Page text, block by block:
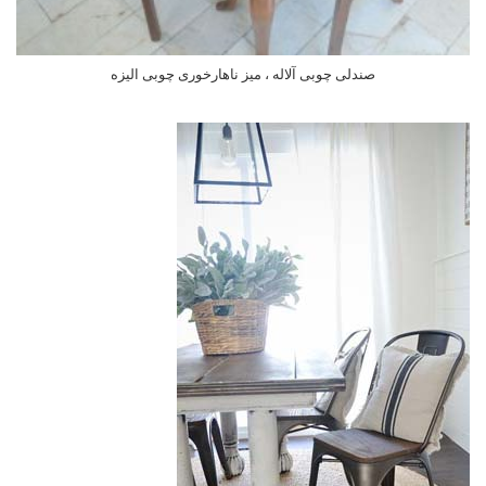
صندلی چوبی آلاله ، میز ناهارخوری چوبی الیزه
اطلاعات بیشتر